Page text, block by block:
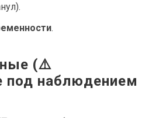
.
(⚠️
под наблюдением